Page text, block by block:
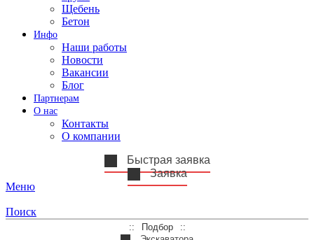
Щебень
Бетон
Инфо
Наши работы
Новости
Вакансии
Блог
Партнерам
О нас
Контакты
О компании
Быстрая заявка
Заявка
Меню
Поиск
Подбор